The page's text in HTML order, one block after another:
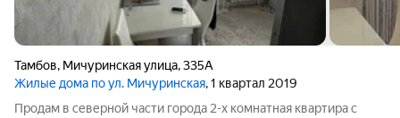
Тамбов, Мичуринская улица,335А
Жилые дома по ул. Мичуринская, 1 квартал 2019
Продам в северной части города 2-х комнатная квартира с